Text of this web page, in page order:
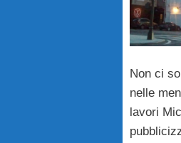
Non ci
nelle
lavori